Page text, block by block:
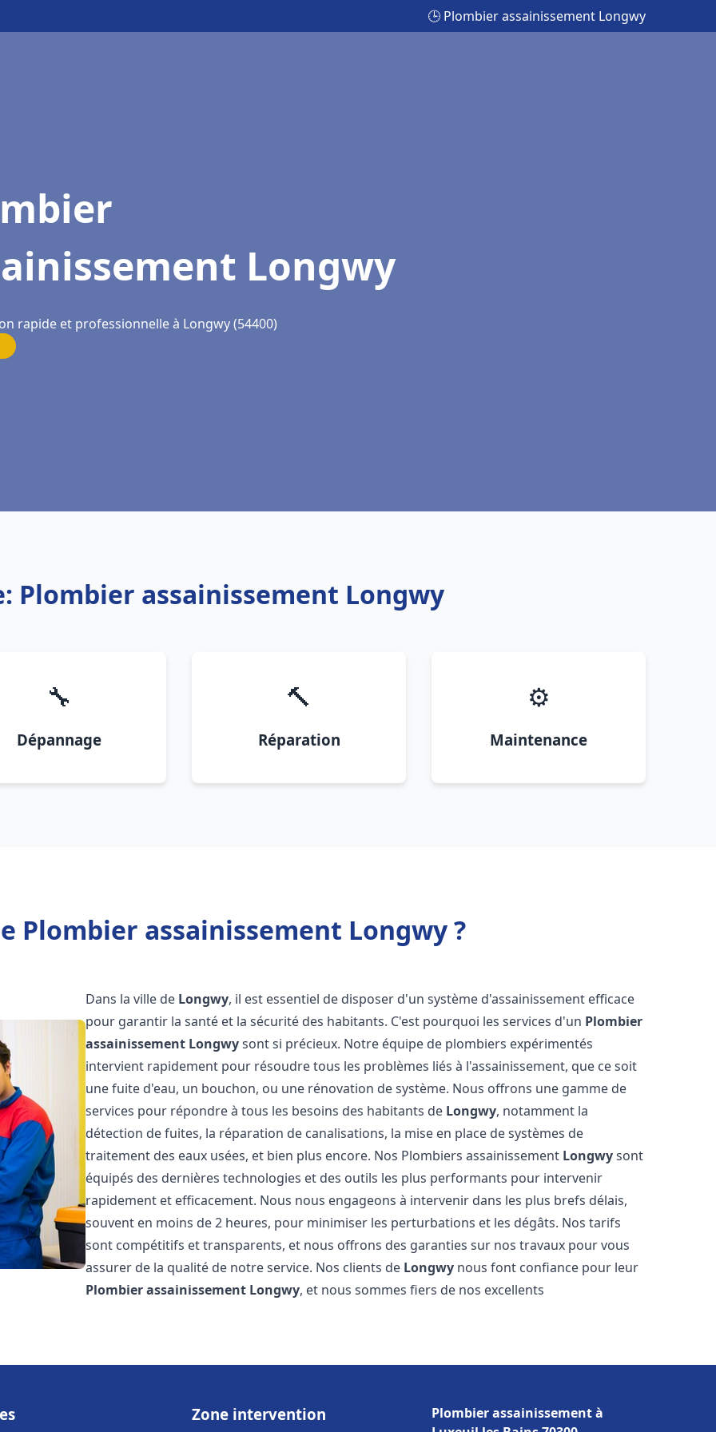
🕒 Plombier assainissement Longwy
Longwy
rapide et professionnelle à Longwy (54400)
Plombier assainissement Longwy
🔧
Dépannage
🔨
Réparation
⚙️
Maintenance
Plombier assainissement Longwy ?
Dans la ville de Longwy, il est essentiel de disposer d'un système d'assainissement efficace
pour garantir la santé et la sécurité des habitants. C'est pourquoi les services d'un Plombier
assainissement Longwysont si précieux. Notre équipe de plombiers expérimentés
intervient rapidement pour résoudre tous les problèmes liés à l'assainissement, que ce soit
une fuite d'eau, un bouchon, ou une rénovation de système. Nous offrons une gamme de
services pour répondre à tous les besoins des habitants de Longwy, notamment la
détection de fuites, la réparation de canalisations, la mise en place de systèmes de
traitement des eaux usées, et bien plus encore. Nos Plombiers assainissement Longwysont
équipés des dernières technologies et des outils les plus performants pour intervenir
rapidement et efficacement. Nous nous engageons à intervenir dans les plus brefs délais,
souvent en moins de 2 heures, pour minimiser les perturbations et les dégâts. Nos tarifs
sont compétitifs et transparents, et nous offrons des garanties sur nos travaux pour vous
assurer de la qualité de notre service. Nos clients de Longwy nous font confiance pour leur
Plombier assainissement Longwy, et nous sommes fiers de nos excellents
Zone intervention
Plombier assainissement à